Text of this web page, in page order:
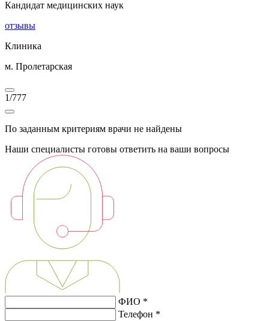
Кандидат медицинских наук
отзывы
Клиника
м. Пролетарская
1/777
По заданным критериям врачи не найдены
Наши специалисты готовы ответить на ваши вопросы
ФИО *
Телефон *